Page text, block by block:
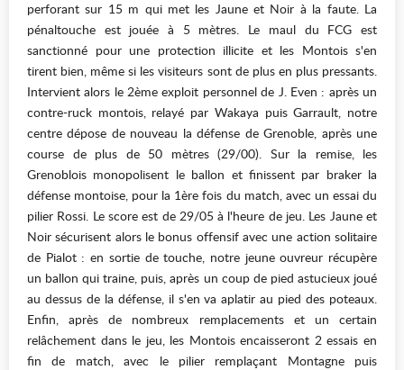
perforant sur 15 m qui met les Jaune et Noir à la faute. La
pénaltouche est jouée à 5 mètres. Le maul du FCG est
sanctionné pour une protection illicite et les Montois s'en
tirent bien, même si les visiteurs sont de plus en plus pressants.
Intervient alors le 2ème exploit personnel de J. Even : après un
contre-ruck montois, relayé par Wakaya puis Garrault, notre
centre dépose de nouveau la défense de Grenoble, après une
course de plus de 50 mètres (29/00). Sur la remise, les
Grenoblois monopolisent le ballon et finissent par braker la
défense montoise, pour la 1ère fois du match, avec un essai du
pilier Rossi. Le score est de 29/05 à l'heure de jeu. Les Jaune et
Noir sécurisent alors le bonus offensif avec une action solitaire
de Pialot : en sortie de touche, notre jeune ouvreur récupère
un ballon qui traine, puis, après un coup de pied astucieux joué
au dessus de la défense, il s'en va aplatir au pied des poteaux.
Enfin, après de nombreux remplacements et un certain
relâchement dans le jeu, les Montois encaisseront 2 essais en
fin de match, avec le pilier remplaçant Montagne puis